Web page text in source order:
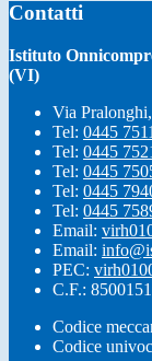
Contatti
Istituto
(VI)
Via
Tel: 0445
Tel: 0445
Tel: 0445
Tel: 0445
Tel: 0445
Email:
Email:
PEC:
C.F.:
Codice
Codice